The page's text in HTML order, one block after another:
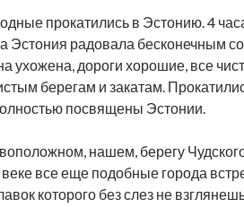
прокатились в Эстонию. 4
Эстония радовала бесконечным
ухожена, дороги хорошие, все
берегам и закатам.
посвящены Эстонии.
нашем, берегу
все еще подобные города
которого без слез не